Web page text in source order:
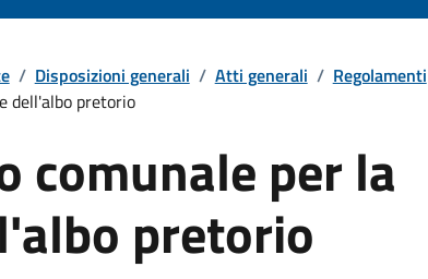
/ Disposizioni generali / Atti generali / Regolamenti
dell'albo pretorio
comunale per la
pretorio